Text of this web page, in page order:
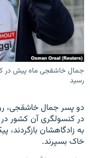
زبان‌های دیگر
جمال خاشقجی ماه پیش در
رسید
دو پسر جمال خاشقجی،
در کنسولگری آن کشور
به زادگاهشان بازگردند،
خاک بسپرند.